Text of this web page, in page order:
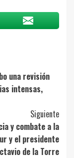
una revisión
intensas,
Siguiente
y combate a la
y el presidente
de la Torre